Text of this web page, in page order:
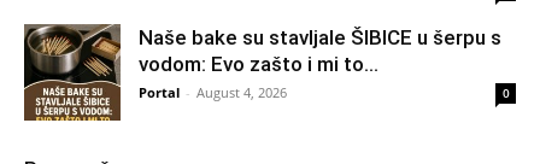
Naše bake su stavljale ŠIBICE u šerpu s
vodom: Evo zašto i mi to...
Portal - August 4, 2026 0